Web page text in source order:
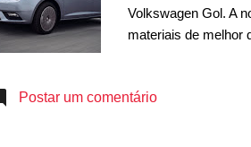
Volkswagen Gol. A
materiais de melhor
atual, além da
Postar um comentário